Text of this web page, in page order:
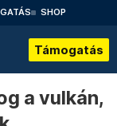
SHOP
Támogatás
a vulkán,